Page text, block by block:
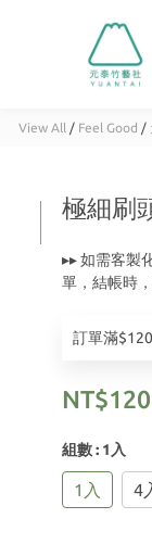
View All / Feel Good /
極細刷
▸▸ 如需客製
單，結帳時
訂單滿
NT$120
組數: 1入
1入 4